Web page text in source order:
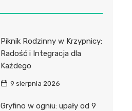
Piknik Rodzinny w Krzypnicy:
Radość i Integracja dla
Każdego
9 sierpnia 2026
Gryfino w ogniu: upały od 9